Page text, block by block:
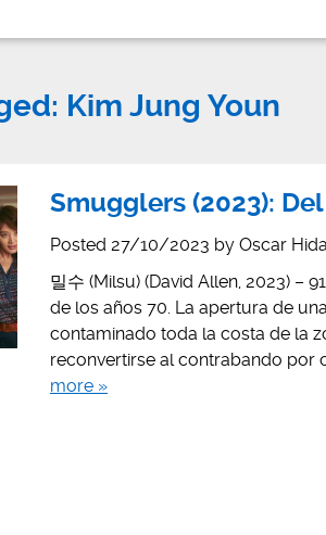
Kim Jung Youn
Smugglers (2023):
Posted 27/10/2023 by Oscar
밀수 (Milsu) (David Allen, 2023) –
de los años 70. La apertura de
contaminado toda la costa de la
reconvertirse al contrabando por
more »